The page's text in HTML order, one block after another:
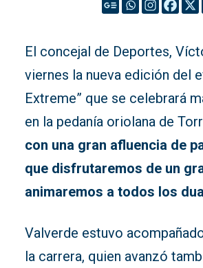
El concejal de Deportes,
viernes la nueva edición del
Extreme” que se celebrará
en la pedanía oriolana de
con una gran afluencia de
que disfrutaremos de un
animaremos a todos los
Valverde estuvo
la carrera, quien avanzó